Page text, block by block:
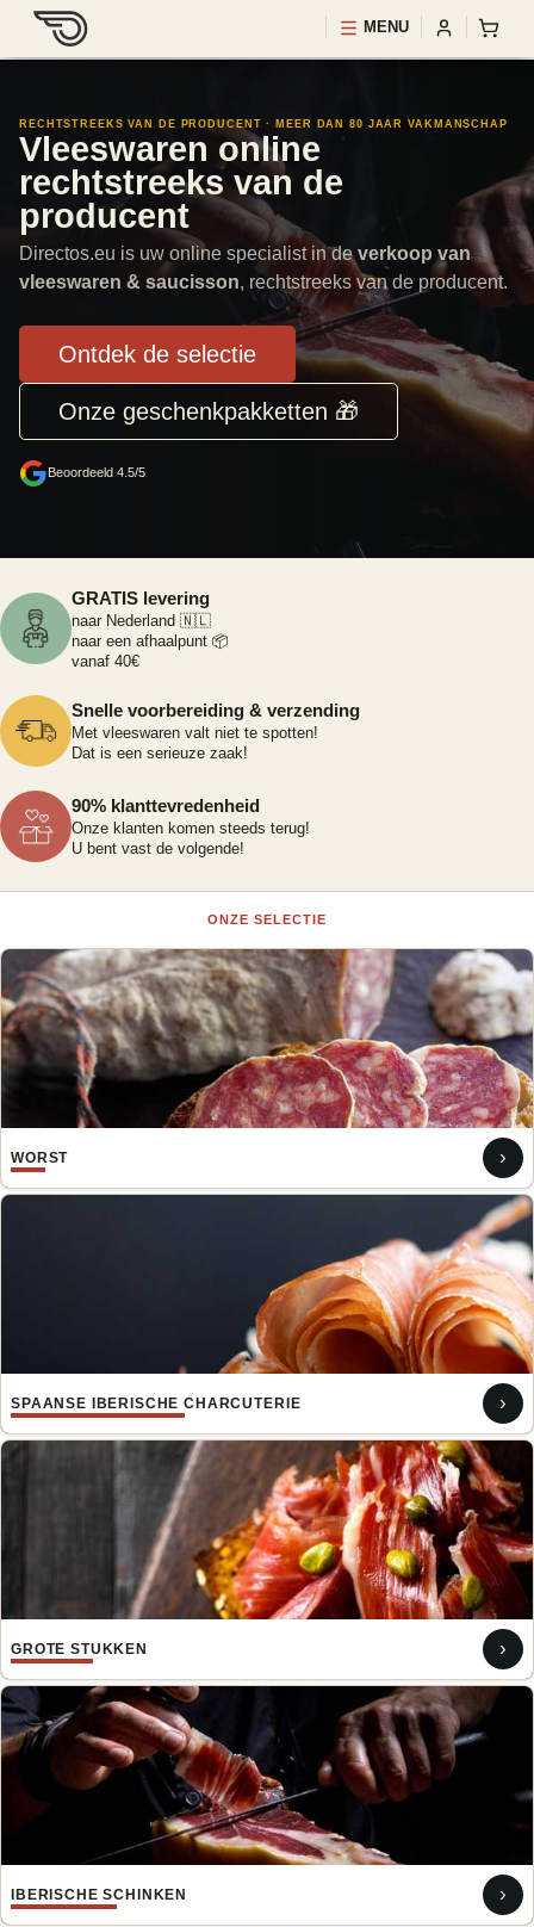
MENU
RECHTSTREEKS VAN DE PRODUCENT · MEER DAN 80 JAAR VAKMANSCHAP
Vleeswaren online
rechtstreeks van de
producent
Directos.eu is uw online specialist in deverkoop van
vleeswaren & saucisson, rechtstreeks van de producent.
Ontdek de selectie
Onze geschenkpakketten 🎁
Beoordeeld 4.5/5
GRATIS levering
naar Nederland 🇳🇱
naar een afhaalpunt 📦
vanaf 40€
Snelle voorbereiding & verzending
Met vleeswaren valt niet te spotten!
Dat is een serieuze zaak!
90% klanttevredenheid
Onze klanten komen steeds terug!
U bent vast de volgende!
ONZE SELECTIE
WORST ›
SPAANSE IBERISCHE CHARCUTERIE ›
GROTE STUKKEN ›
IBERISCHE SCHINKEN ›